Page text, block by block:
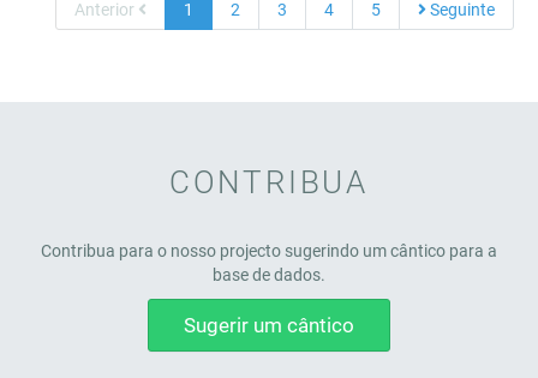
Anterior 1 2 3 4 5 Seguinte
CONTRIBUA
Contribua para o nosso projecto sugerindo um cântico para a
base de dados.
Sugerir um cântico